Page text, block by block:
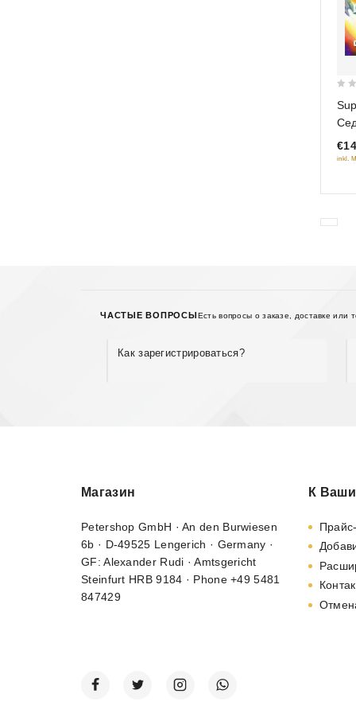
out
of
5
inkl.
ЧАСТЫЕ ВОПРОСЫЕсть вопросы о заказе, доставке или
Как зарегистрироваться?
Магазин
Petershop GmbH · An den Burwiesen
6b · D-49525 Lengerich · Germany ·
GF: Alexander Rudi · Amtsgericht
Steinfurt HRB 9184 · Phone +49 5481
847429
К